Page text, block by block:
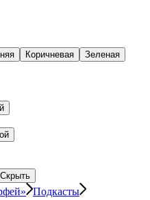
Коричневая Зеленая
Скрыть
Подкасты